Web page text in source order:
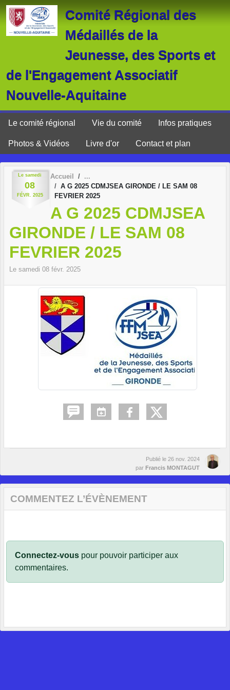
Comité Régional des
Médaillés de la
Jeunesse, des Sports et
de l'Engagement Associatif
Nouvelle-Aquitaine
Le comité régional Vie du comité Infos pratiques
Photos & Vidéos Livre d'or Contact et plan
Le samedi
08
FÉVR. 2025
Accueil
A G 2025 CDMJSEA GIRONDE / LE SAM 08
FEVRIER 2025
A G 2025 CDMJSEA
GIRONDE / LE SAM 08
FEVRIER 2025
Le samedi 08 févr. 2025
Publié le 26 nov. 2024
par Francis MONTAGUT
COMMENTEZ L’ÉVÈNEMENT
Connectez-vous pour pouvoir participer aux
commentaires.
Panneau de gestion des cookies